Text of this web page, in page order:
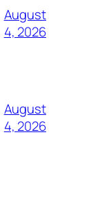
August
4, 2026
August
4, 2026